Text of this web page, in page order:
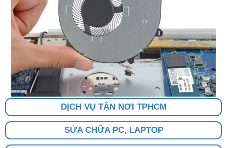
DỊCH VỤ TẬN NƠI TPHCM
SỬA CHỮA PC, LAPTOP